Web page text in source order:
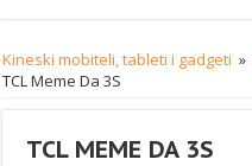
Kineski mobiteli, tableti i gadgeti »
TCL Meme Da 3S
TCL MEME DA 3S